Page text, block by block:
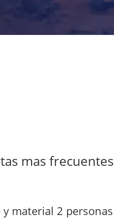
mas frecuentes
y material 2 personas